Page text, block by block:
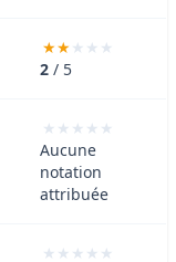
2 / 5
Aucune
notation
attribuée